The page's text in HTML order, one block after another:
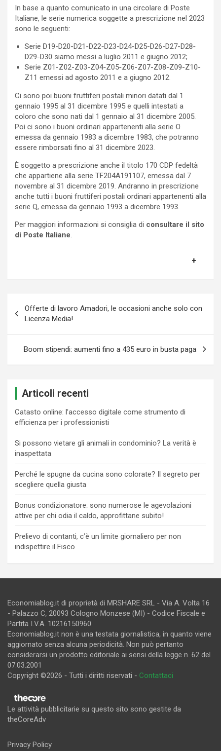
In base a quanto comunicato in una circolare di Poste
Italiane, le serie numerica soggette a prescrizione nel 2023
sono le seguenti:
Serie D19-D20-D21-D22-D23-D24-D25-D26-D27-D28-
D29-D30 siamo messi a luglio 2011 e giugno 2012;
Serie Z01-Z02-Z03-Z04-Z05-Z06-Z07-Z08-Z09-Z10-
Z11 emessi ad agosto 2011 e a giugno 2012.
Ci sono poi buoni fruttiferi postali minori datati dal 1
gennaio 1995 al 31 dicembre 1995 e quelli intestati a
coloro che sono nati dal 1 gennaio al 31 dicembre 2005.
Poi ci sono i buoni ordinari appartenenti alla serie O
emessa da gennaio 1983 a dicembre 1983, che potranno
essere rimborsati fino al 31 dicembre 2023.
È soggetto a prescrizione anche il titolo 170 CDP fedeltà
che appartiene alla serie TF204A191107, emessa dal 7
novembre al 31 dicembre 2019. Andranno in prescrizione
anche tutti i buoni fruttiferi postali ordinari appartenenti alla
serie Q, emessa da gennaio 1993 a dicembre 1993.
Per maggiori informazioni si consiglia di consultare il sito
di Poste Italiane
articoli
Offerte di lavoro Amadori, le occasioni anche solo con
Licenza Media!
Boom stipendi: aumenti fino a 435 euro in busta paga
Articoli recenti
Catasto online: l’accesso digitale come strumento di
efficienza per i professionisti
Si possono vietare gli animali in condominio? La verità è
inaspettata
Perché le spugne da cucina sono colorate? Il segreto per
scegliere quella giusta
Bonus condizionatore: sono numerose le agevolazioni
attive per chi odia il caldo, approfittane subito!
Prelievo di contanti, c’è un limite giornaliero per non
indispettire il Fisco
Economiablog.it di proprietà di MRSHARE SRL - Via A. Volta 16
- Palazzo C, 20093 Cologno Monzese (MI) - Codice Fiscale e
Partita I.V.A. 10216150960
Economiablog.it non è una testata giornalistica, in quanto viene
aggiornato senza alcuna periodicità. Non può pertanto
considerarsi un prodotto editoriale ai sensi della legge n. 62 del
07.03.2001
Copyright ©2026 - Tutti i diritti riservati - Contattaci
Le attività pubblicitarie su questo sito sono gestite da
theCoreAdv
Privacy Policy